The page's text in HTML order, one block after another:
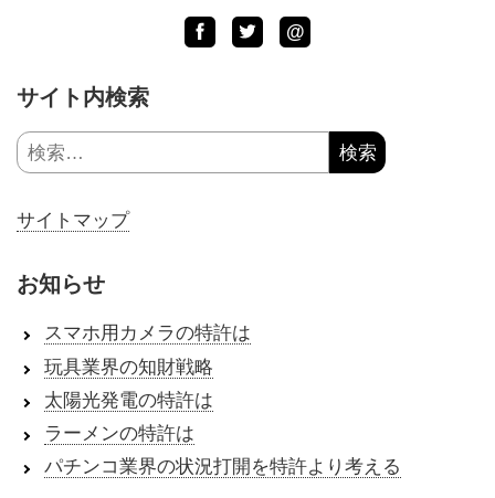
Facebook
TwitterLINE
@
サイト内検索
検
索:
サイトマップ
お知らせ
スマホ用カメラの特許は
玩具業界の知財戦略
太陽光発電の特許は
ラーメンの特許は
パチンコ業界の状況打開を特許より考える